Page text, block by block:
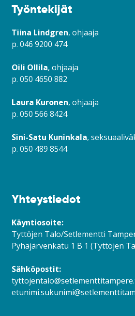
Työntekijät
Tiina Lindgren, ohjaaja
p. 046 9200 474
Oili Ollila, ohjaaja
p. 050 4650 882
Laura Kuronen, ohjaaja
p. 050 566 8424
Sini-Satu Kuninkala,
p. 050 489 8544
Yhteystiedot
Käyntiosoite:
Tyttöjen Talo/Setlementti
Pyhäjärvenkatu 1 B 1 (Tyttöjen
Sähköpostit: